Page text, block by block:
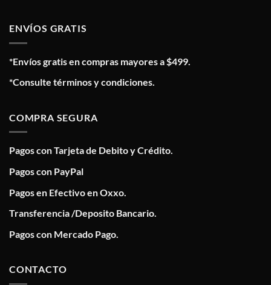
ENVÍOS GRATIS
*Envíos gratis en compras mayores a $499.
*Consulte términos y condiciones.
COMPRA SEGURA
Pagos con Tarjeta de Debito y Crédito.
Pagos con PayPal
Pagos en Efectivo en Oxxo.
Transferencia /Deposito Bancario.
Pagos con Mercado Pago.
CONTACTO